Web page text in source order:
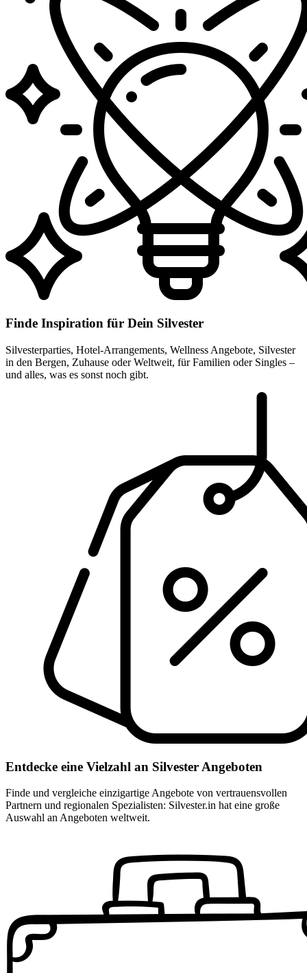
Finde Inspiration für Dein Silvester
Silvesterparties, Hotel-Arrangements, Wellness Angebote, Silvester
in den Bergen, Zuhause oder Weltweit, für Familien oder Singles –
und alles, was es sonst noch gibt.
Entdecke eine Vielzahl an Silvester Angeboten
Finde und vergleiche einzigartige Angebote von vertrauensvollen
Partnern und regionalen Spezialisten: Silvester.in hat eine große
Auswahl an Angeboten weltweit.